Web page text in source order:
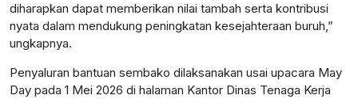
diharapkan dapat memberikan nilai tambah serta kontribusi
nyata dalam mendukung peningkatan kesejahteraan buruh,”
ungkapnya.
Penyaluran bantuan sembako dilaksanakan usai upacara May
Day pada 1 Mei 2026 di halaman Kantor Dinas Tenaga Kerja